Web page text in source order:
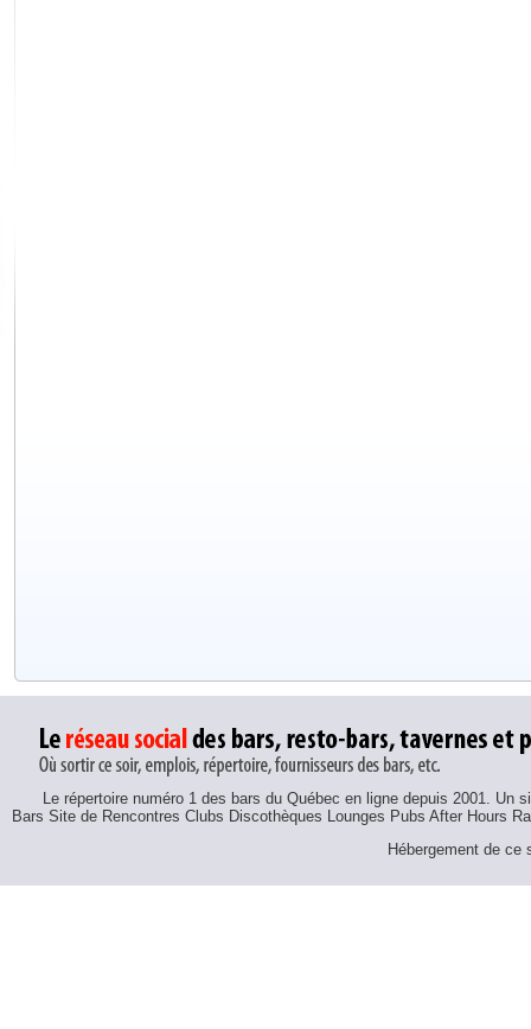
Le répertoire numéro 1 des bars du Québec en ligne depuis 2001.
Bars Site de Rencontres Clubs Discothèques Lounges Pubs After Hours
Hébergement de ce